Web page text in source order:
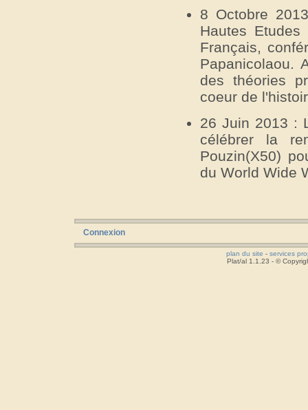
8 Octobre
Hautes
Français,
Papanicolaou.
des théories
coeur de
26 Juin 2013 :
célébrer la
Pouzin(X50)
du World Wide
Connexion
plan du site - services
Plat/al 1.1.23 - ©